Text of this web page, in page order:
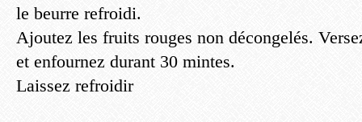
le beurre refroidi.
Ajoutez les fruits rouges non décongelés.
et enfournez durant 30 mintes.
Laissez refroidir